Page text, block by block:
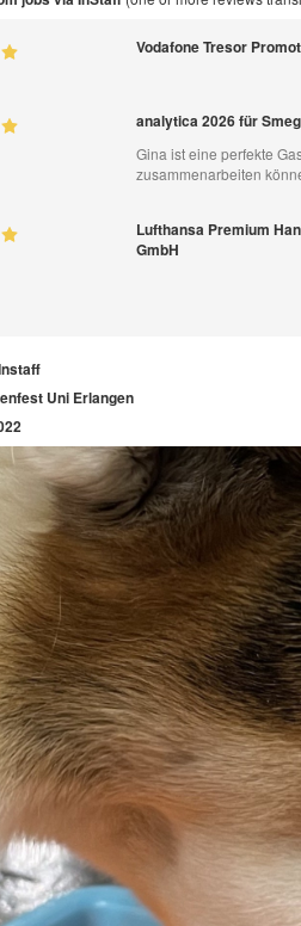
Vodafone Tresor
analytica 2026 für
Gina ist eine perfekte
zusammenarbeiten
Lufthansa Premium
GmbH
Uni Erlangen